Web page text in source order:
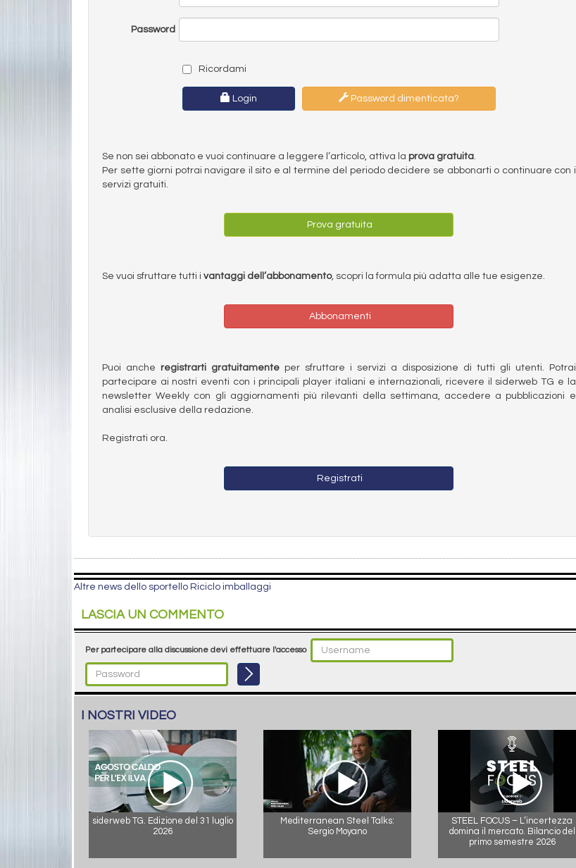
Password
Ricordami
Login Password dimenticata?
Se non sei abbonato e vuoi continuare a leggere l’articolo, attiva la prova gratuita.
Per sette giorni potrai navigare il sito e al termine del periodo decidere se abbonarti o continuare con i
servizi gratuiti.
Prova gratuita
Se vuoi sfruttare tutti i vantaggi dell’abbonamento, scopri la formula più adatta alle tue esigenze.
Abbonamenti
Puoi anche registrarti gratuitamenteper sfruttare i servizi a disposizione di tutti gli utenti. Potrai
partecipare ai nostri eventi con i principali player italiani e internazionali, ricevere il siderweb TG e la
newsletter Weekly con gli aggiornamenti più rilevanti della settimana, accedere a pubblicazioni e
analisi esclusive della redazione.
Registrati ora.
Registrati
Altre news dello sportello Riciclo imballaggi
LASCIA UN COMMENTO
Per partecipare alla discussione devi effettuare l'accesso
I NOSTRI VIDEO
siderweb TG. Edizione del 31 luglio
2026
Mediterranean Steel Talks:
Sergio Moyano
STEEL FOCUS – L’incertezza
domina il mercato. Bilancio del
primo semestre 2026